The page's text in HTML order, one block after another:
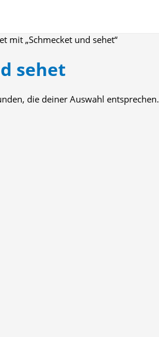
mit „Schmecket und sehet“
sehet
die deiner Auswahl entsprechen.